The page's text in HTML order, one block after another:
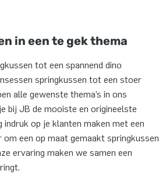
in een te gek thema
tot een spannend dino
springkussen tot een stoer
alle gewenste thema’s in ons
bij JB de mooiste en origineelste
indruk op je klanten maken met een
een op maat gemaakt springkussen
ervaring maken we samen een